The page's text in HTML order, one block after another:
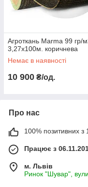
Агроткань Marma 99 гр/
3,27х100м. коричнева
Немає в наявності
10 900 ₴/од.
Про нас
100% позитивних з
Працює з
м. Львів
Ринок "Шувар",